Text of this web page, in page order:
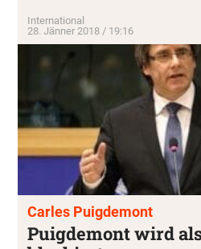
International
28. Jänner 2018 / 19:16
Carles Puigdemont
Puigdemont wird